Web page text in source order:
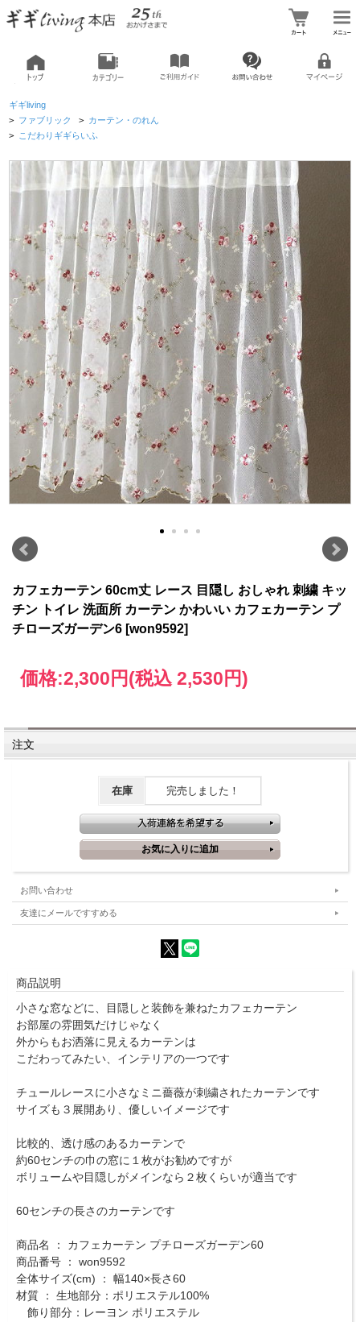
ギギliving
> ファブリック > カーテン・のれん
> こだわりギギらいふ
カフェカーテン 60cm丈 レース 目隠し おしゃれ 刺繍 キッ
チン トイレ 洗面所 カーテン かわいい カフェカーテン プ
チローズガーデン6 [won9592]
価格:2,300円(税込 2,530円)
注文
在庫 完売しました！
お問い合わせ
友達にメールですすめる
商品説明
小さな窓などに、目隠しと装飾を兼ねたカフェカーテン
お部屋の雰囲気だけじゃなく
外からもお洒落に見えるカーテンは
こだわってみたい、インテリアの一つです
チュールレースに小さなミニ薔薇が刺繍されたカーテンです
サイズも３展開あり、優しいイメージです
比較的、透け感のあるカーテンで
約60センチの巾の窓に１枚がお勧めですが
ボリュームや目隠しがメインなら２枚くらいが適当です
60センチの長さのカーテンです
商品名 ： カフェカーテン プチローズガーデン60
商品番号 ： won9592
全体サイズ(cm) ： 幅140×長さ60
材質 ： 生地部分：ポリエステル100%
飾り部分：レーヨン ポリエステル